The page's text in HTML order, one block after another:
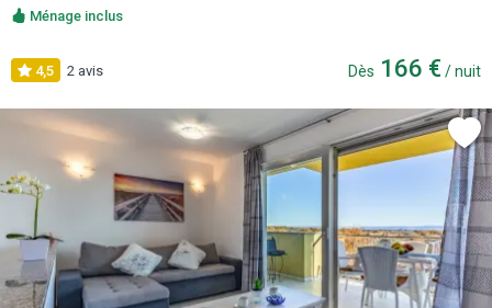
Ménage inclus
4,5 2 avis Dès 166 € / nuit